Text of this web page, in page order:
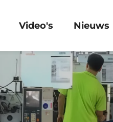
Video's Nieuws